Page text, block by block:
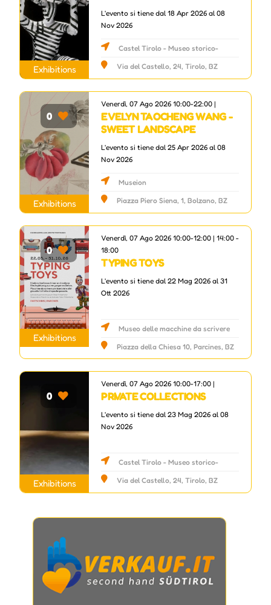
Exhibitions
L'evento si tiene dal 18 Apr 2026 al 08
Nov 2026
Castel Tirolo - Museo storico-
culturale della Provincia di Bolzano
Via del Castello, 24, Tirolo, BZ
0
Exhibitions
Venerdì, 07 Ago 2026 10:00-22:00 |
EVELYN TAOCHENG WANG -
SWEET LANDSCAPE
L'evento si tiene dal 25 Apr 2026 al 08
Nov 2026
Museion
Piazza Piero Siena, 1, Bolzano, BZ
0
Exhibitions
Venerdì, 07 Ago 2026 10:00-12:00 | 14:00 -
18:00
TYPING TOYS
L'evento si tiene dal 22 Mag 2026 al 31
Ott 2026
Museo delle macchine da scrivere
Peter Mitterhofer
Piazza della Chiesa 10, Parcines, BZ
0
Exhibitions
Venerdì, 07 Ago 2026 10:00-17:00 |
PRIVATE COLLECTIONS
L'evento si tiene dal 23 Mag 2026 al 08
Nov 2026
Castel Tirolo - Museo storico-
culturale della Provincia di Bolzano
Via del Castello, 24, Tirolo, BZ